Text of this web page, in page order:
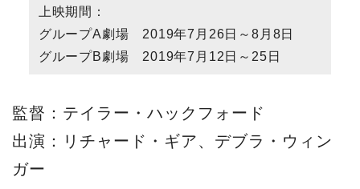
上映期間：
グループA劇場 2019年7月26日～8月8日
グループB劇場 2019年7月12日～25日
監督：テイラー・ハックフォード
出演：リチャード・ギア、デブラ・ウィン
ガー